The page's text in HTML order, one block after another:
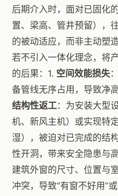
后期介入时，面对已固化
置、梁高、管井预留），
的被动适应，而非主动塑造
若不引入一体化理念，将
的后果：1. 空间效能损失
备管线无序占用，导致净
结构性返工：为安装大型
机、新风主机）或实现特
湿），被迫对已完成的结
性开洞，带来安全隐患与
建筑外窗的尺寸、位置与
冲突，导致“有窗不好用”